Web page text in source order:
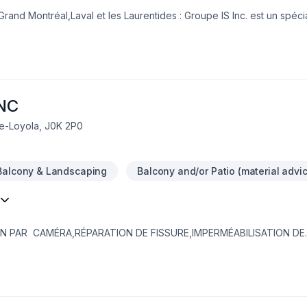
Montréal,Laval et les Laurentides : Groupe IS Inc. est un
à concrétiser vos projets les plus ambitieux. Nous
Loyola, J0K 2P0
& Landscaping Balcony and/or Patio (material
PAR CAMÉRA,RÉPARATION DE FISSURE,IMPERMÉABILISATION DE